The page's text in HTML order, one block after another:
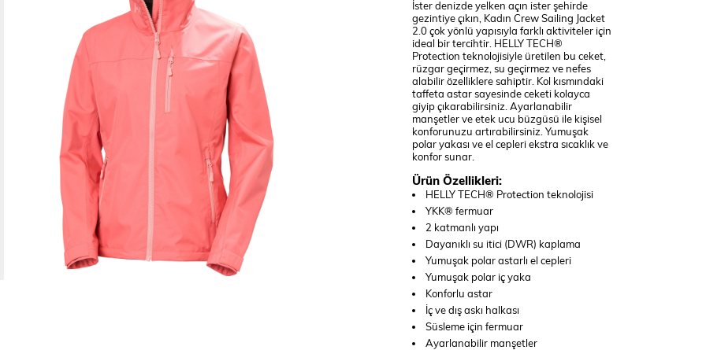
İster denizde yelken açın ister şehirde
gezintiye çıkın, Kadın Crew Sailing Jacket
2.0 çok yönlü yapısıyla farklı aktiviteler için
ideal bir tercihtir. HELLY TECH®
Protection teknolojisiyle üretilen bu ceket,
rüzgar geçirmez, su geçirmez ve nefes
alabilir özelliklere sahiptir. Kol kısmındaki
taffeta astar sayesinde ceketi kolayca
giyip çıkarabilirsiniz. Ayarlanabilir
manşetler ve etek ucu büzgüsü ile kişisel
konforunuzu artırabilirsiniz. Yumuşak
polar yakası ve el cepleri ekstra sıcaklık ve
konfor sunar.
Ürün Özellikleri:
HELLY TECH® Protection teknolojisi
YKK® fermuar
2 katmanlı yapı
Dayanıklı su itici (DWR) kaplama
Yumuşak polar astarlı el cepleri
Yumuşak polar iç yaka
Konforlu astar
İç ve dış askı halkası
Süsleme için fermuar
Ayarlanabilir manşetler